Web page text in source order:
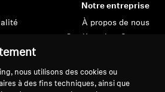
vente en
Notre entreprise
À propos de nous
Salle de presse
Ambassadeurs de la
nous utilisons des cookies ou
à des fins techniques, ainsi que